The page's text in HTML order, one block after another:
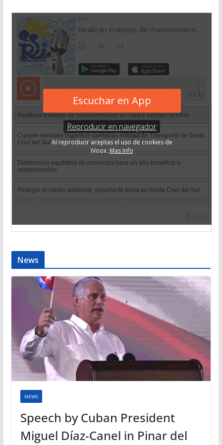
News
NEWS
Speech by Cuban President
Miguel Díaz-Canel in Pinar del